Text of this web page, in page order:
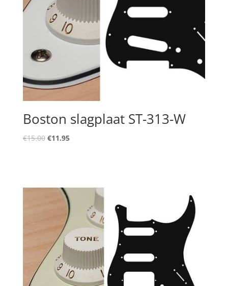
Boston slagplaat ST-313-W
€15.00 Oorspronkelijke
€11.95Huidige